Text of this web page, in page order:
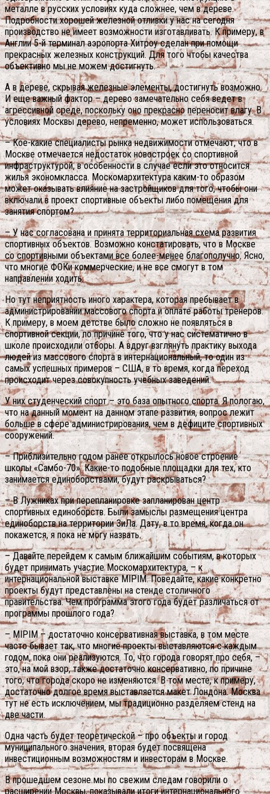
металле в русских условиях куда сложнее, чем в дереве.
Подробности хорошей железной отливки у нас на сегодня
производство не имеет возможности изготавливать. К примеру, в
Англии 5-й терминал аэропорта Хитроу сделан при помощи
прекрасных железных конструкций. Для того чтобы качества
объективно мы не можем достигнуть.
А в дереве, скрывая железные элементы, достигнуть возможно.
И еще важный фактор – дерево замечательно себя ведет в
агрессивной среде, поскольку оно прекрасно переносит влагу. В
условиях Москвы дерево, непременно, может использоваться.
– Кое-какие специалисты рынка недвижимости отмечают, что в
Москве отмечается недостаток новостроек со спортивной
инфраструктурой, в особенности в случае если это относится
жилья экономкласса. Москомархитектура каким-то образом
может оказывать влияние на застройщиков для того, чтобы они
включали в проект спортивные объекты либо помещения для
занятия спортом?
– У нас согласована и принята территориальная схема развития
спортивных объектов. Возможно констатировать, что в Москве
со спортивными объектами все более-менее благополучно. Ясно,
что многие ФОКи коммерческие, и не все смогут в том
направлении ходить.
Но тут неприятность иного характера, которая пребывает в
администрировании массового спорта и оплате работы тренеров.
К примеру, в моем детстве было сложно не появляться в
спортивной секции, по причине того, что у нас систематично в
школе происходили отборы. А вдруг взглянуть практику выхода
людей из массового спорта в интернациональный, то один из
самых успешных примеров – США, в то время, когда переход
происходит через совокупность учебных заведений.
У них студенческий спорт – это база опытного спорта. Я пологаю,
что на данный момент на данном этапе развития, вопрос лежит
больше в сфере администрирования, чем в дефиците спортивных
сооружений.
– Приблизительно годом ранее открылось новое строение
школы «Самбо-70». Какие-то подобные площадки для тех, кто
занимается единоборствами, будут раскрываться?
– В Лужниках при перепланировке запланирован центр
спортивных единоборств. Были замыслы размещения центра
единоборств на территории ЗиЛа. Дату, в то время, когда он
покажется, я пока не могу назвать.
– Давайте перейдем к самым ближайшим событиям, в которых
будет принимать участие Москомархитектура, – к
интернациональной выставке MIPIM. Поведайте, какие конкретно
проекты будут представлены на стенде столичного
правительства. Чем программа этого года будет различаться от
программы прошлого года?
– MIPIM – достаточно консервативная выставка, в том месте
часто бывает так, что многие проекты выставляются с каждым
годом, пока они реализуются. То, что города говорят про себя, –
это, на мой взор, также достаточно консервативно, по причине
того, что города скоро не изменяются. В том месте, к примеру,
достаточно долгое время выставляется макет Лондона. Москва
тут не есть исключением, мы традиционно разделяем стенд на
две части.
Одна часть будет теоретической – про объекты и город
муниципального значения, вторая будет посвящена
инвестиционным возможностям и инвесторам в Москве.
В прошедшем сезоне мы по свежим следам говорили о
расширении Москвы, показывали итоги интернационального